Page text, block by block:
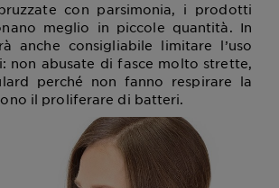
con parsimonia, i prodotti
meglio in piccole quantità. In
anche consigliabile limitare l’uso
non abusate di fasce molto strette,
perché non fanno respirare la
il proliferare di batteri.